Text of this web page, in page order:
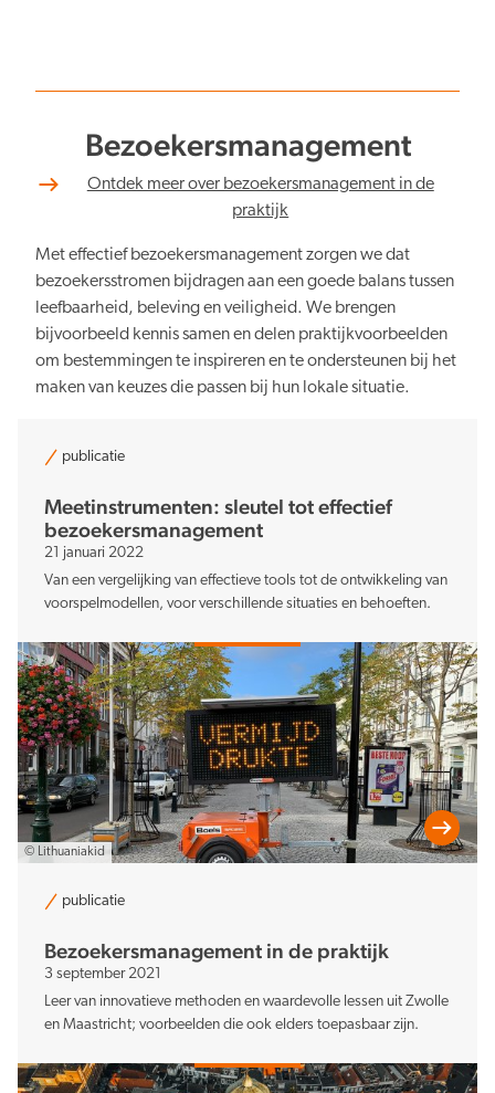
Bezoekersmanagement
Ontdek meer over bezoekersmanagement in de
praktijk
Met effectief bezoekersmanagement zorgen we dat
bezoekersstromen bijdragen aan een goede balans tussen
leefbaarheid, beleving en veiligheid. We brengen
bijvoorbeeld kennis samen en delen praktijkvoorbeelden
om bestemmingen te inspireren en te ondersteunen bij het
maken van keuzes die passen bij hun lokale situatie.
© Lithuaniakid
publicatie
Meetinstrumenten: sleutel tot effectief
bezoekersmanagement
21 januari 2022
Van een vergelijking van effectieve tools tot de ontwikkeling van
voorspelmodellen, voor verschillende situaties en behoeften.
publicatie
Bezoekersmanagement in de praktijk
3 september 2021
Leer van innovatieve methoden en waardevolle lessen uit Zwolle
en Maastricht; voorbeelden die ook elders toepasbaar zijn.